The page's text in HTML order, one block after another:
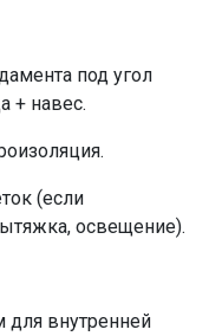
под угол
+ навес.
(если
освещение).
внутренней